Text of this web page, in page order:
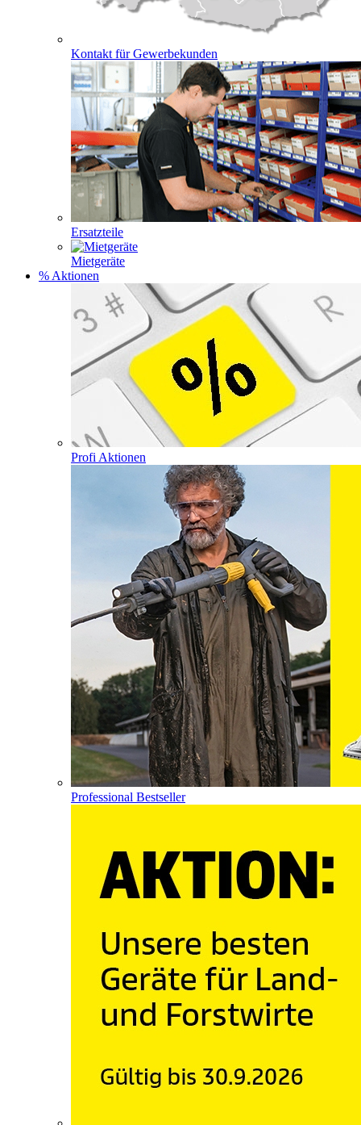
Kontakt für Gewerbekunden
Ersatzteile
Mietgeräte
% Aktionen
Profi Aktionen
Professional Bestseller